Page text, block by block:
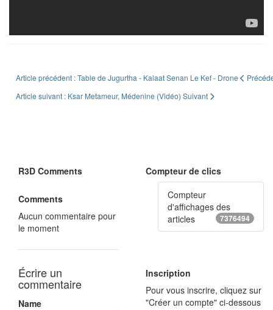
Article précédent : Table de Jugurtha - Kalaat Senan Le Kef - Drone
Article suivant : Ksar Metameur, Médenine (Vidéo) Suivant
R3D Comments
Comments
Aucun commentaire pour
le moment
Écrire un
commentaire
Name
Compteur de clics
Compteur
d'affichages des
articles
7376494
Inscription
Pour vous inscrire, cliquez sur
"Créer un compte" ci-dessous